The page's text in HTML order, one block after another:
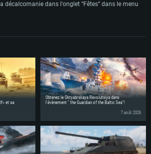
décalcomanie dans l'onglet “Fêtes” dans le menu
et sa
Obtenez le Oktyabrskaya Revolutsiya dans
l'évènement " the Guardian of the Baltic Sea"!
7 août 2026